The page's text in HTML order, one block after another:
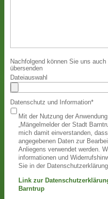
Nachfolgend können Sie uns
übersenden
Dateiauswahl
Datenschutz und Information*
Mit der Nutzung der Anwendung
„Mängelmelder der Stadt
mich damit einverstanden,
angegebenen Daten zur
Anliegens verwendet werden.
informationen und
Sie in der
Link zur
Barntrup